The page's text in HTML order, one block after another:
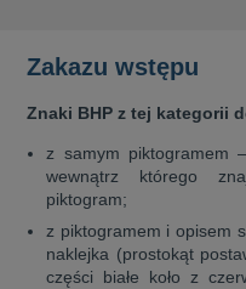
Zakazu wstępu
Znaki BHP z tej kategorii
z samym piktogramem
wewnątrz którego
piktogram;
z piktogramem i opisem
naklejka (prostokąt
części białe koło z